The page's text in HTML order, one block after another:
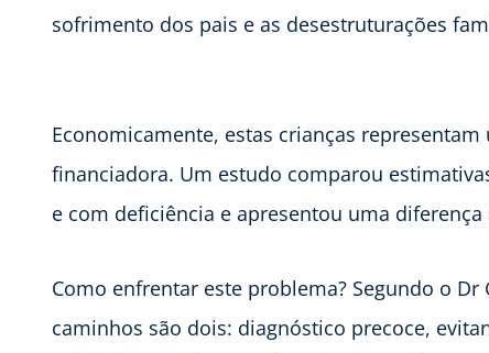
sofrimento dos pais e as desestruturações
Economicamente, estas crianças
financiadora. Um estudo comparou
e com deficiência e apresentou uma
Como enfrentar este problema? Segundo o
caminhos são dois: diagnóstico precoce,